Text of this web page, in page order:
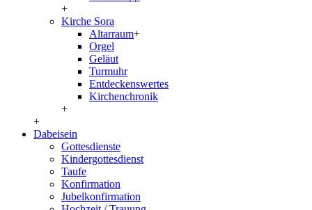
+
Kirche Sora
Altarraum+
Orgel
Geläut
Turmuhr
Entdeckenswertes
Kirchenchronik
+
+
Dabeisein
Gottesdienste
Kindergottesdienst
Taufe
Konfirmation
Jubelkonfirmation